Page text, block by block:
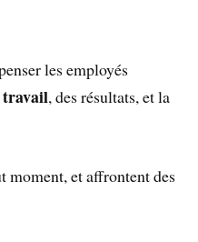
les employés
travail, des résultats, et la
moment, et affrontent des